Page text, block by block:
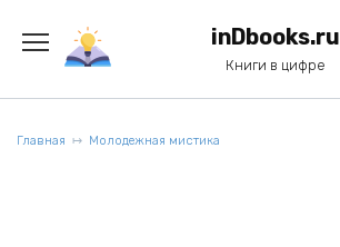
содержанию
inDbooks.ru
Книги в цифре
Главная Молодежная мистика